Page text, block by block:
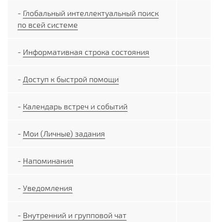
- Глобальный интеллектуальный поиск
по всей системе
- Информативная строка состояния
- Доступ к быстрой помощи
- Календарь встреч и событий
- Мои (Личные) задания
- Напоминания
- Уведомления
- Внутренний и групповой чат